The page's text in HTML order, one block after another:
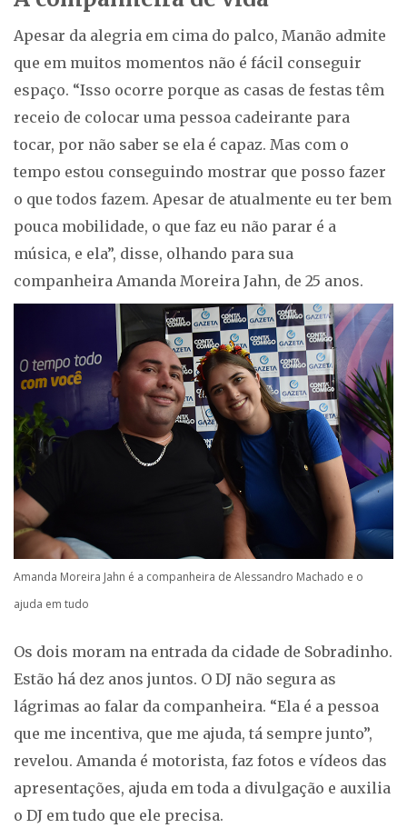
Apesar da alegria em cima do palco, Manão admite
que em muitos momentos não é fácil conseguir
espaço. “Isso ocorre porque as casas de festas têm
receio de colocar uma pessoa cadeirante para
tocar, por não saber se ela é capaz. Mas com o
tempo estou conseguindo mostrar que posso fazer
o que todos fazem. Apesar de atualmente eu ter bem
pouca mobilidade, o que faz eu não parar é a
música, e ela”, disse, olhando para sua
companheira Amanda Moreira Jahn, de 25 anos.
Amanda Moreira Jahn é a companheira de Alessandro Machado e o
ajuda em tudo
Os dois moram na entrada da cidade de Sobradinho.
Estão há dez anos juntos. O DJ não segura as
lágrimas ao falar da companheira. “Ela é a pessoa
que me incentiva, que me ajuda, tá sempre junto”,
revelou. Amanda é motorista, faz fotos e vídeos das
apresentações, ajuda em toda a divulgação e auxilia
o DJ em tudo que ele precisa.